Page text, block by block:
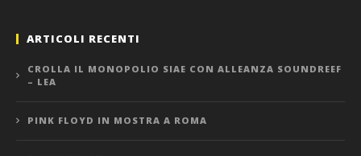
ARTICOLI RECENTI
CROLLA IL MONOPOLIO SIAE CON ALLEANZA SOUNDREEF
– LEA
PINK FLOYD IN MOSTRA A ROMA